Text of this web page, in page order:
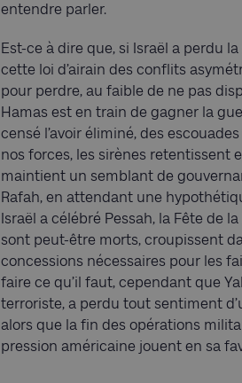
entendre parler.
Est-ce à dire que, si Israël a perdu
cette loi d’airain des conflits
pour perdre, au faible de ne pas
Hamas est en train de gagner la
censé l’avoir éliminé, des
nos forces, les sirènes retentissent
maintient un semblant de
Rafah, en attendant une
Israël a célébré Pessah, la Fête de
sont peut-être morts, croupissent
concessions nécessaires pour les
faire ce qu’il faut, cependant que
terroriste, a perdu tout sentiment
alors que la fin des opérations
pression américaine jouent en sa